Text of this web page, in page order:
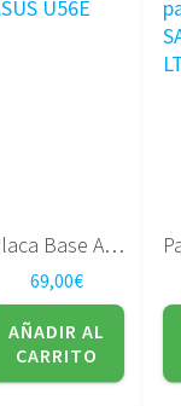
Placa Base ASUS U56E
69,00€
AÑADIR AL
CARRITO